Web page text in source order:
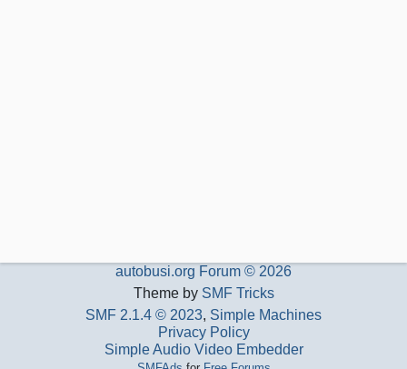
autobusi.org Forum © 2026
Theme by SMF Tricks
SMF 2.1.4 © 2023, Simple Machines
Privacy Policy
Simple Audio Video Embedder